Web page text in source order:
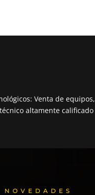
Venta de equipos,
altamente calificado
NOVEDADES